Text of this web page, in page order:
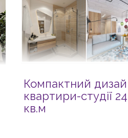
Компактний
квартири-студії 24
кв.м